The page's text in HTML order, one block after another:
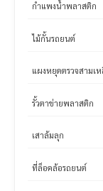
กำแพงน้ำพลาสติก
ไม้กั้นรถยนต์
แผงหยุดตรวจสามเ
รั้วตาข่ายพลาสติก
เสาล้มลุก
ที่ล็อคล้อรถยนต์